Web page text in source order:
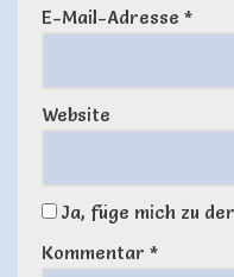
E-Mail-Adresse *
Website
Ja, füge mich zu
Kommentar *